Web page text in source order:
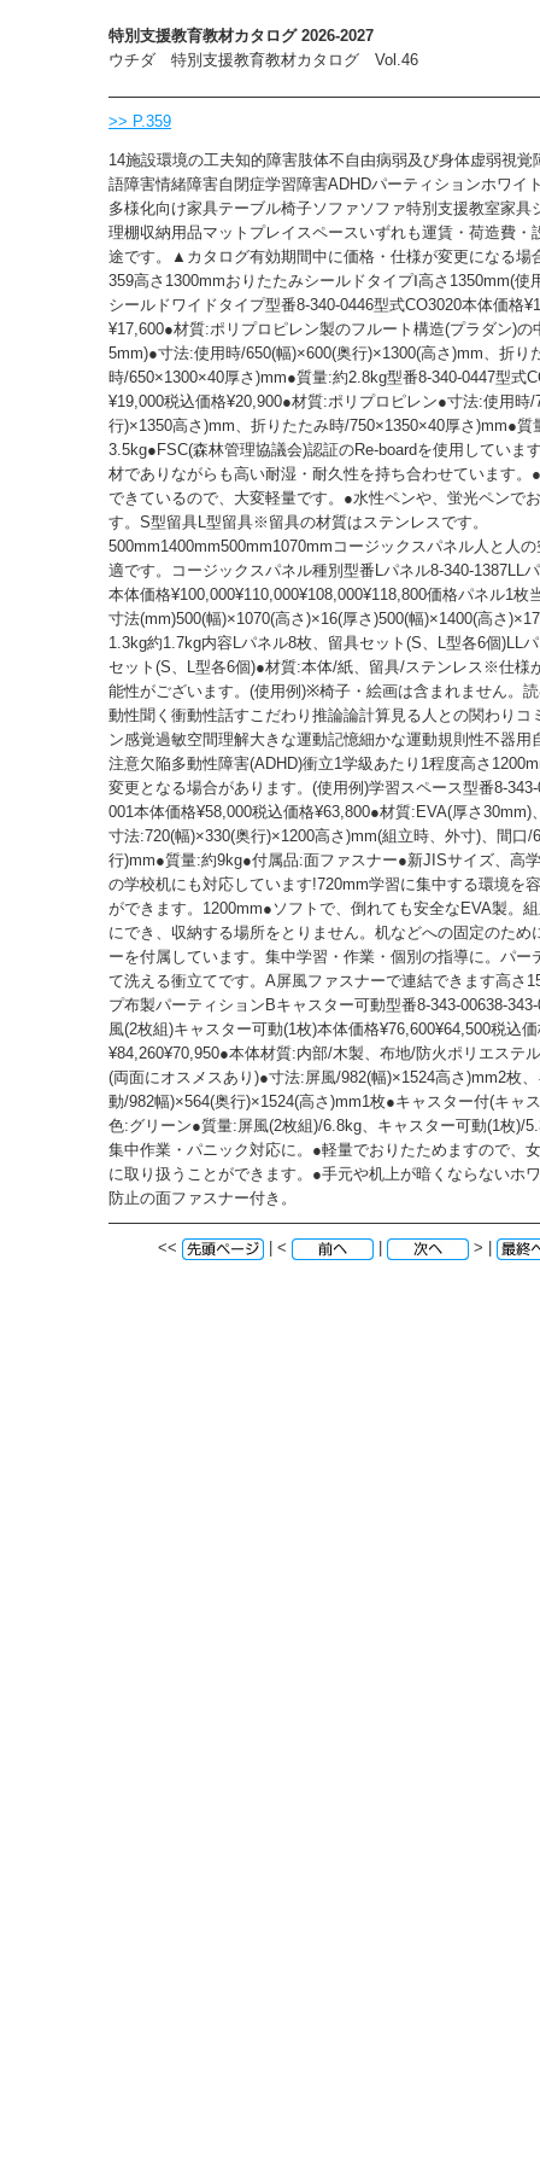
特別支援教育教材カタログ 2026-2027
ウチダ 特別支援教育教材カタログ Vol.46
>> P.359
14施設環境の工夫知的障害肢体不自由病弱及び身体虚弱視覚
語障害情緒障害自閉症学習障害ADHDパーティションホワイ
多様化向け家具テーブル椅子ソファソファ特別支援教室家具
理棚収納用品マットプレイスペースいずれも運賃・荷造費・
途です。▲カタログ有効期間中に価格・仕様が変更になる場
359高さ1300mmおりたたみシールドタイプⅠ高さ1350mm(使
シールドワイドタイプ型番8-340-0446型式CO3020本体価格
¥17,600●材質:ポリプロピレン製のフルート構造(プラダン)の
5mm)●寸法:使用時/650(幅)×600(奥行)×1300(高さ)mm、折り
時/650×1300×40厚さ)mm●質量:約2.8kg型番8-340-0447型式
¥19,000税込価格¥20,900●材質:ポリプロピレン●寸法:使用時/
行)×1350高さ)mm、折りたたみ時/750×1350×40厚さ)mm●質
3.5kg●FSC(森林管理協議会)認証のRe-boardを使用していま
材でありながらも高い耐湿・耐久性を持ち合わせています。
できているので、大変軽量です。●水性ペンや、蛍光ペンで
す。S型留具L型留具※留具の材質はステンレスです。
500mm1400mm500mm1070mmコージックスパネル人と人
適です。コージックスパネル種別型番Lパネル8-340-1387LL
本体価格¥100,000¥110,000¥108,000¥118,800価格パネル1枚
寸法(mm)500(幅)×1070(高さ)×16(厚さ)500(幅)×1400(高さ
1.3kg約1.7kg内容Lパネル8枚、留具セット(S、L型各6個)LL
セット(S、L型各6個)●材質:本体/紙、留具/ステンレス※仕様
能性がございます。(使用例)※椅子・絵画は含まれません。
動性聞く衝動性話すこだわり推論論計算見る人との関わりコ
ン感覚過敏空間理解大きな運動記憶細かな運動規則性不器用
注意欠陥多動性障害(ADHD)衝立1学級あたり1程度高さ
変更となる場合があります。(使用例)学習スペース型番8-
001本体価格¥58,000税込価格¥63,800●材質:EVA(厚さ30mm)
寸法:720(幅)×330(奥行)×1200高さ)mm(組立時、外寸)、間口/
行)mm●質量:約9kg●付属品:面ファスナー●新JISサイズ、高
の学校机にも対応しています!720mm学習に集中する環境を
ができます。1200mm●ソフトで、倒れても安全なEVA製。
にでき、収納する場所をとりません。机などへの固定のため
ーを付属しています。集中学習・作業・個別の指導に。パー
て洗える衝立てです。A屏風ファスナーで連結できます高さ
プ布製パーティションBキャスター可動型番8-343-00638-
風(2枚組)キャスター可動(1枚)本体価格¥76,600¥64,500税込
¥84,260¥70,950●本体材質:内部/木製、布地/防火ポリエステ
(両面にオスメスあり)●寸法:屏風/982(幅)×1524高さ)mm2枚
動/982幅)×564(奥行)×1524(高さ)mm1枚●キャスター付(キャ
色:グリーン●質量:屏風(2枚組)/6.8kg、キャスター可動(1枚)/
集中作業・パニック対応に。●軽量でおりたためますので、
に取り扱うことができます。●手元や机上が暗くならないホ
防止の面ファスナー付き。
<< | < | > |